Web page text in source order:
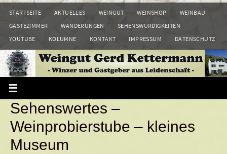
Zum
Inhalt
STARTSEITE AKTUELLES WEINGUT WEINSHOP
WEINBAU
GÄSTEZIMMER
WANDERUNGEN
SEHENSWÜRDIGKEITEN
YOUTUBE
KOLUMNE KONTAKT IMPRESSUM DATENSCHUTZ
Sehenswertes –
Weinprobierstube – kleines
Museum